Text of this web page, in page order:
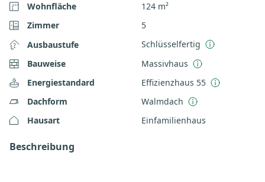
Wohnfläche
124 m²
Zimmer
5
Ausbaustufe
Schlüsselfertig
Bauweise
Massivhaus
Energiestandard
Effizienzhaus 55
Dachform
Walmdach
Hausart
Einfamilienhaus
Beschreibung